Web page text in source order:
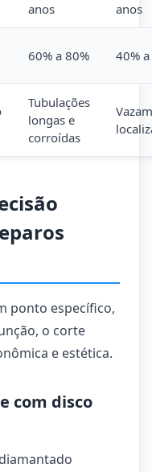
anos
anos
60% a 80% 40%
Tubulações
longas e
corroídas
ponto específico,
o corte
e estética.
com disco